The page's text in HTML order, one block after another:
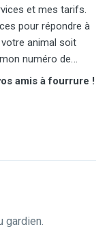
et mes tarifs.
pour répondre à
animal soit
numéro de
amis à fourrure !
gardien.